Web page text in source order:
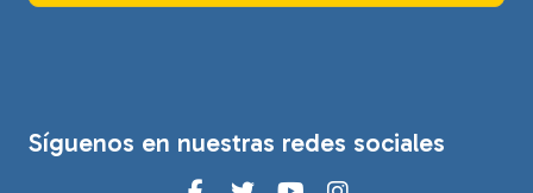
Síguenos en nuestras redes sociales